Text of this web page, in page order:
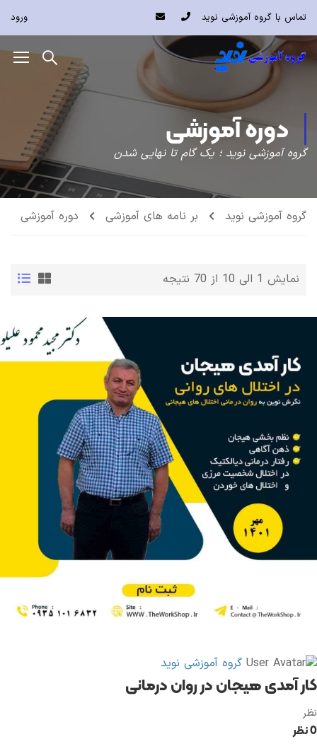
تماس با گروه آموزشی نوید ورود
دوره آموزشی
گروه آموزشی نوید ؛ یک گام تا نهایی شدن
گروه آموزشی نوید بر نامه های آموزشی دوره آموزشی
نمایش 1 الی 10 از 70 نتیجه
گروه آموزشی نوید
کار آمدی هیجان در روان درمانی
نظر
0 نظر